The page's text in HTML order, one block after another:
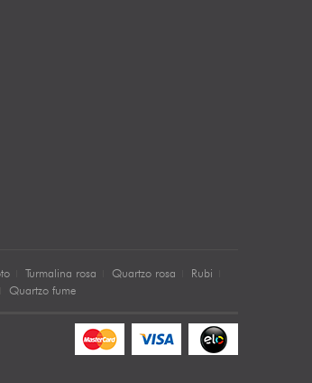
Turmalina rosa Quartzo rosa
Rubi
Quartzo fume